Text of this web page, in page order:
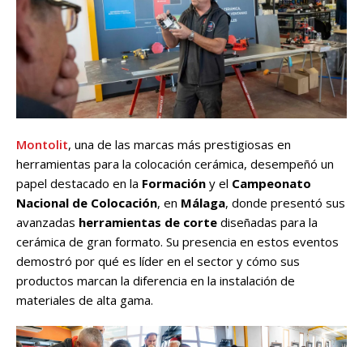
Montolit, una de las marcas más prestigiosas en
herramientas para la colocación cerámica, desempeñó un
papel destacado en la Formación y el Campeonato
Nacional de Colocación, en Málaga, donde presentó sus
avanzadas herramientas de corte diseñadas para la
cerámica de gran formato. Su presencia en estos eventos
demostró por qué es líder en el sector y cómo sus
productos marcan la diferencia en la instalación de
materiales de alta gama.